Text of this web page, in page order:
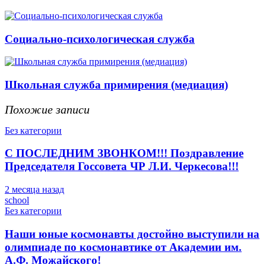
Социально-психологическая служба
Школьная служба примирения (медиация)
Похожие записи
Без категории
С ПОСЛЕДНИМ ЗВОНКОМ!!! Поздравление
Председателя Госсовета ЧР Л.И. Черкесова!!!
2 месяца назад
school
Без категории
Наши юные космонавты достойно выступили на
олимпиаде по космонавтике от Академии им.
А.Ф. Можайского!